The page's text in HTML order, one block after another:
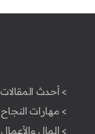
> أحدث المقالات
> مهارات النجاح
> المال والأعمال